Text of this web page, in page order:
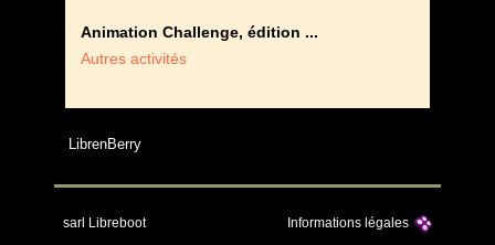
Animation Challenge, édition ...
Autres activités
LibrenBerry
sarl Libreboot Informations légales